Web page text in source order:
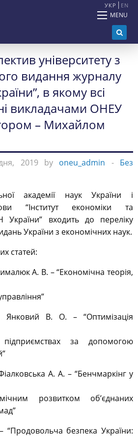
УКР EN
MENU
університету з
видання журналу
в якому всі
викладачами ОНЕУ
– Михайлом
2019 by oneu_admin - Без
академії наук України і
“Інститут економіки та
України” входить до переліку
України з економічних наук.
статей:
А. В. – “Економічна теорія,
В. О. – “Оптимізація
за допомогою
А. А. – “Бенчмаркінг у
розвитком об’єднаних
“Продовольча безпека України: